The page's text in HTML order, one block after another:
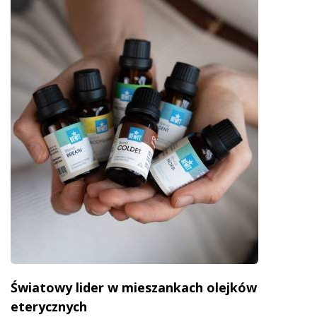
Światowy lider w mieszankach olejków
eterycznych